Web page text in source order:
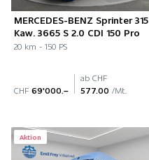
MERCEDES-BENZ Sprinter 315
Kaw. 3665 S 2.0 CDI 150 Pro
20 km - 150 PS
CHF 69'000.–
ab CHF
577.00 /Mt.
Aktion